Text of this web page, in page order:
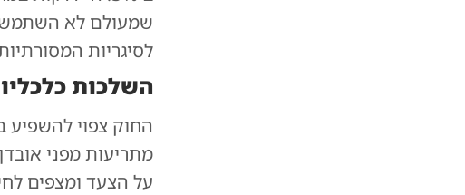
שמעולם לא
לסיגריות
השלכות
החוק צפוי
מתריעות מפני
על הצעד ומצפים